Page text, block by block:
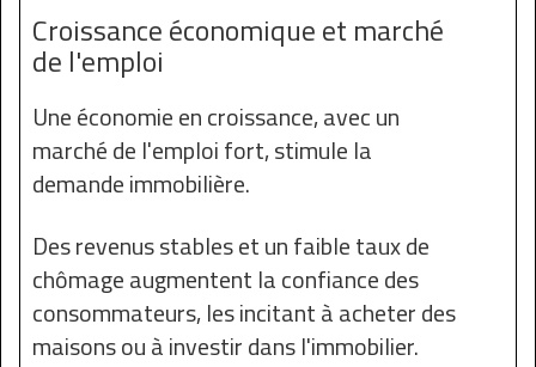
Croissance économique et marché
de l'emploi
Une économie en croissance, avec un
marché de l'emploi fort, stimule la
demande immobilière.
Des revenus stables et un faible taux de
chômage augmentent la confiance des
consommateurs, les incitant à acheter des
maisons ou à investir dans l'immobilier.